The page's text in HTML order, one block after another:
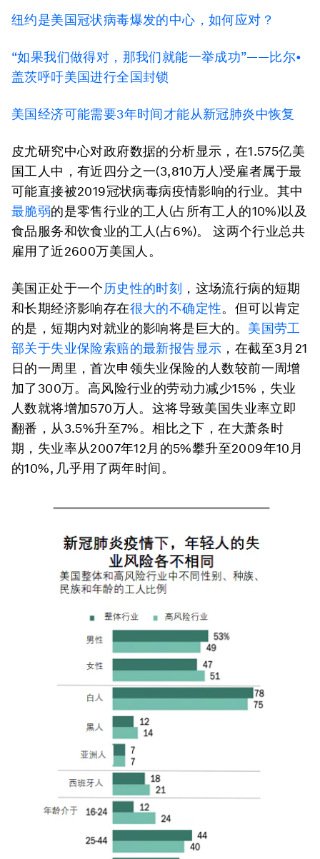
纽约是美国冠状病毒爆发的中心，如何应对？
“如果我们做得对，那我们就能一举成功”——比尔•
盖茨呼吁美国进行全国封锁
美国经济可能需要3年时间才能从新冠肺炎中恢复
皮尤研究中心对政府数据的分析显示，在1.575亿美
国工人中，有近四分之一(3,810万人)受雇者属于最
可能直接被2019冠状病毒病疫情影响的行业。其中
最脆弱的是零售行业的工人(占所有工人的10%)以及
食品服务和饮食业的工人(占6%)。 这两个行业总共
雇用了近2600万美国人。
美国正处于一个历史性的时刻 ，这场流行病的短期
和长期经济影响存在很大的不确定性。但可以肯定
的是，短期内对就业的影响将是巨大的。 美国劳工
部关于失业保险索赔的最新报告显示 ，在截至3月21
日的一周里，首次申领失业保险的人数较前一周增
加了300万。高风险行业的劳动力减少15%，失业
人数就将增加570万人。这将导致美国失业率立即
翻番，从3.5%升至7%。相比之下，在大萧条时
期，失业率从2007年12月的5%攀升至2009年10月
的10%, 几乎用了两年时间。